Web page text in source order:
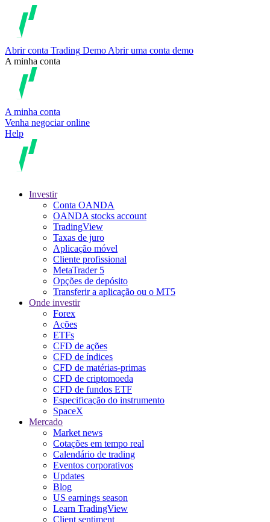
Abrir conta Trading Demo Abrir uma conta demo
A minha conta
A minha conta
Venha negociar online
Help
Investir
Conta OANDA
OANDA stocks account
TradingView
Taxas de juro
Aplicação móvel
Cliente profissional
MetaTrader 5
Opções de depósito
Transferir a aplicação ou o MT5
Onde investir
Forex
Ações
ETFs
CFD de ações
CFD de índices
CFD de matérias-primas
CFD de criptomoeda
CFD de fundos ETF
Especificação do instrumento
SpaceX
Mercado
Market news
Cotações em tempo real
Calendário de trading
Eventos corporativos
Updates
Blog
US earnings season
Learn TradingView
Client sentiment